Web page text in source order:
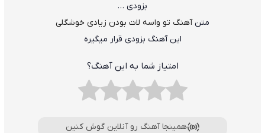
بزودی …
متنآهنگ تو واسه لات بودن زیادی خوشگلی
این آهنگ بزودی قرار میگیره
امتیاز شما به این آهنگ؟
همینجا آهنگ رو آنلاین گوش کنین